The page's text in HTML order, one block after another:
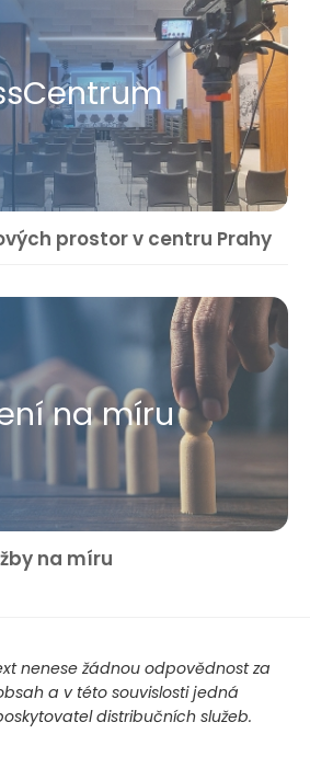
prostor v centru Prahy
na míru
na míru
nenese žádnou odpovědnost za
a v této souvislosti jedná
distribučních služeb.